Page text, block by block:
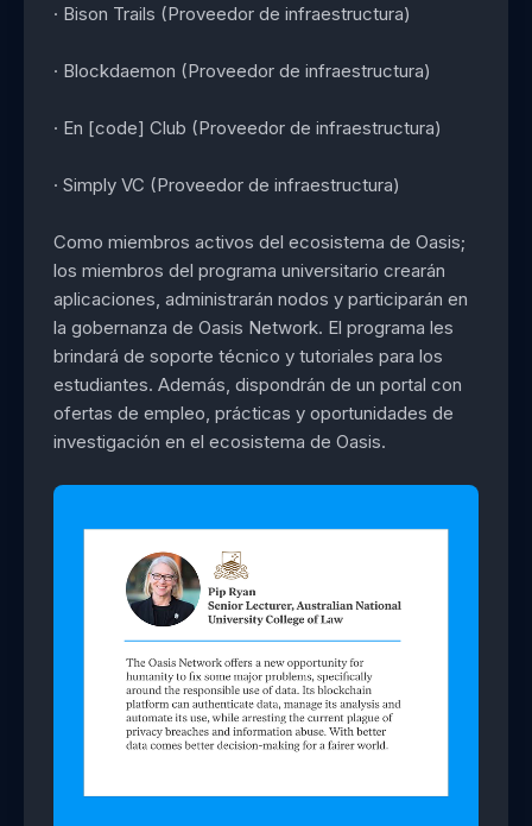
· Bison Trails (Proveedor de infraestructura)
· Blockdaemon (Proveedor de infraestructura)
· En [code] Club (Proveedor de infraestructura)
· Simply VC (Proveedor de infraestructura)
Como miembros activos del ecosistema de Oasis;
los miembros del programa universitario crearán
aplicaciones, administrarán nodos y participarán en
la gobernanza de Oasis Network. El programa les
brindará de soporte técnico y tutoriales para los
estudiantes. Además, dispondrán de un portal con
ofertas de empleo, prácticas y oportunidades de
investigación en el ecosistema de Oasis.